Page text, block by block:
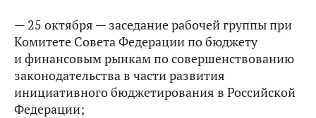
— 25 октября — заседание рабочей группы при
Комитете Совета Федерации по бюджету
и финансовым рынкам по совершенствованию
законодательства в части развития
инициативного бюджетирования в Российской
Федерации;